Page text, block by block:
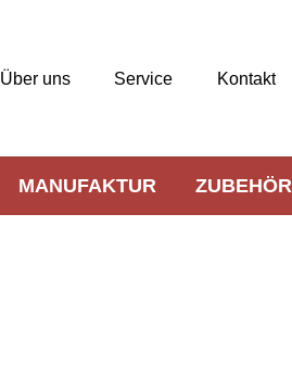
Über uns Service Kontakt
MANUFAKTUR ZUBEHÖR